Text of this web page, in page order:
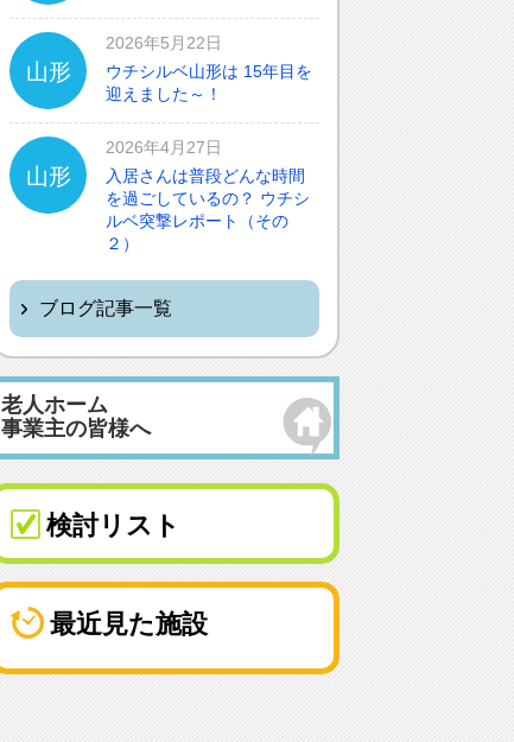
山形
2026年5月22日
ウチシルベ山形は 15年目を
迎えました～！
山形
2026年4月27日
入居さんは普段どんな時間
を過ごしているの？ ウチシ
ルベ突撃レポート（その
２）
ブログ記事一覧
老人ホーム
事業主の皆様へ
検討リスト
最近見た施設